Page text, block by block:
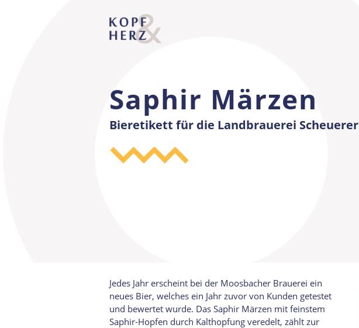
Saphir Märzen
Bieretikett für die Landbrauerei Scheuerer
Jedes Jahr erscheint bei der Moosbacher Brauerei ein
neues Bier, welches ein Jahr zuvor von Kunden getestet
und bewertet wurde. Das Saphir Märzen mit feinstem
Saphir-Hopfen durch Kalthopfung veredelt, zählt zur